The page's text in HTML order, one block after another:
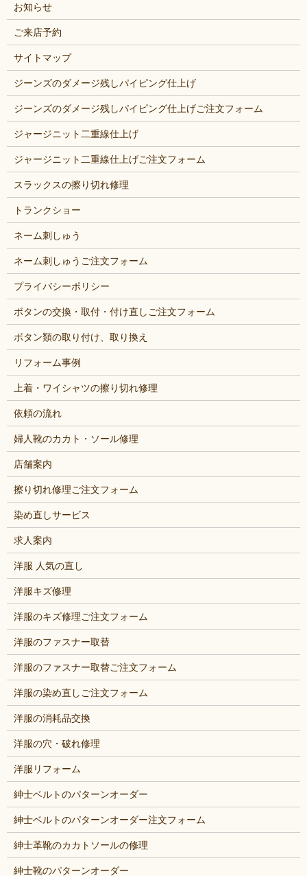
お知らせ
ご来店予約
サイトマップ
ジーンズのダメージ残しパイピング仕上げ
ジーンズのダメージ残しパイピング仕上げご注文フォーム
ジャージニット二重線仕上げ
ジャージニット二重線仕上げご注文フォーム
スラックスの擦り切れ修理
トランクショー
ネーム刺しゅう
ネーム刺しゅうご注文フォーム
プライバシーポリシー
ボタンの交換・取付・付け直しご注文フォーム
ボタン類の取り付け、取り換え
リフォーム事例
上着・ワイシャツの擦り切れ修理
依頼の流れ
婦人靴のカカト・ソール修理
店舗案内
擦り切れ修理ご注文フォーム
染め直しサービス
求人案内
洋服 人気の直し
洋服キズ修理
洋服のキズ修理ご注文フォーム
洋服のファスナー取替
洋服のファスナー取替ご注文フォーム
洋服の染め直しご注文フォーム
洋服の消耗品交換
洋服の穴・破れ修理
洋服リフォーム
紳士ベルトのパターンオーダー
紳士ベルトのパターンオーダー注文フォーム
紳士革靴のカカトソールの修理
紳士靴のパターンオーダー